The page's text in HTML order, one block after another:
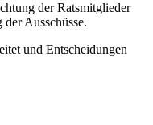
der Ratsmitglieder
Ausschüsse.
und Entscheidungen